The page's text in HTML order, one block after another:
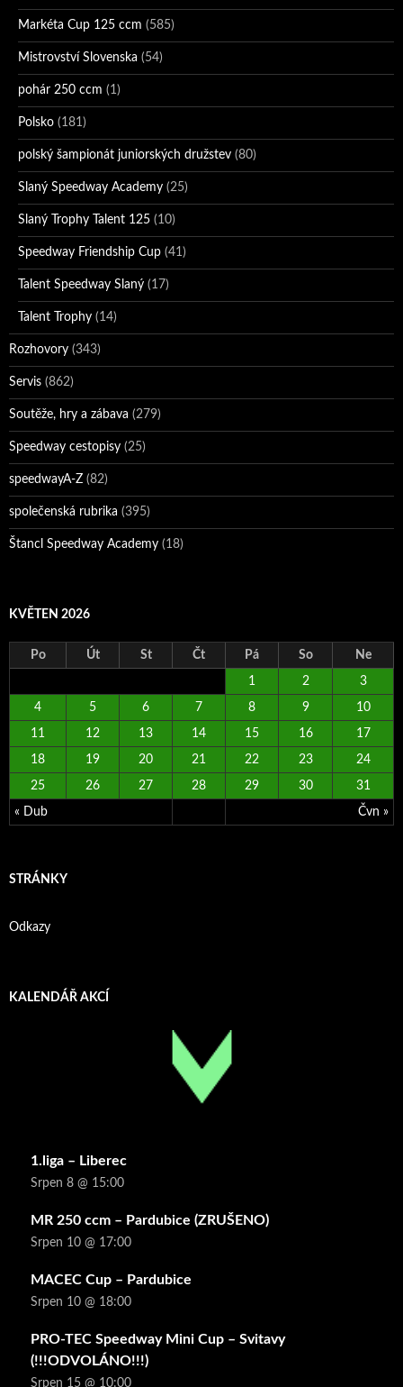
Markéta Cup 125 ccm (585)
Mistrovství Slovenska (54)
pohár 250 ccm (1)
Polsko (181)
polský šampionát juniorských družstev (80)
Slaný Speedway Academy (25)
Slaný Trophy Talent 125 (10)
Speedway Friendship Cup (41)
Talent Speedway Slaný (17)
Talent Trophy (14)
Rozhovory (343)
Servis (862)
Soutěže, hry a zábava (279)
Speedway cestopisy (25)
speedwayA-Z (82)
společenská rubrika (395)
Štancl Speedway Academy (18)
KVĚTEN 2026
Po Út St Čt Pá So Ne
« Dub Čvn »
1 2 3
4 5 6 7 8 9 10
11 12 13 14 15 16 17
18 19 20 21 22 23 24
25 26 27 28 29 30 31
STRÁNKY
Odkazy
KALENDÁŘ AKCÍ
1.liga – Liberec
Srpen 8 @ 15:00
MR 250 ccm – Pardubice (ZRUŠENO)
Srpen 10 @ 17:00
MACEC Cup – Pardubice
Srpen 10 @ 18:00
PRO-TEC Speedway Mini Cup – Svitavy
(!!!ODVOLÁNO!!!)
Srpen 15 @ 10:00